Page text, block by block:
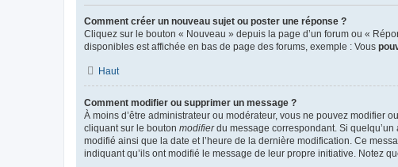
Comment créer un nouveau sujet ou poster une réponse ?
Cliquez sur le bouton « Nouveau » depuis la page d’un forum ou «
disponibles est affichée en bas de page des forums, exemple : Vous
Haut
Comment modifier ou supprimer un message ?
À moins d’être administrateur ou modérateur, vous ne pouvez modifier
cliquant sur le bouton modifierdu message correspondant. Si quelqu’un
modifié ainsi que la date et l’heure de la dernière modification. Ce
indiquant qu’ils ont modifié le message de leur propre initiative. Notez